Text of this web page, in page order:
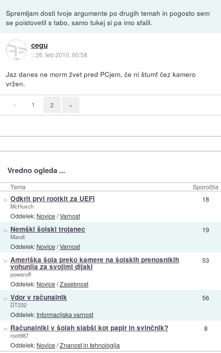
Spremljam dosti tvoje argumente po drugih temah in pogosto sem
se poistovetil s tabo, samo tukej si pa imo sfalil.
cegu
::26. feb 2010, 00:58
Jaz danes ne morm žvet pred PCjem, če ni štumf čez kamero
vržen.
« 1 2 »
Vredno ogleda ...
Tema Sporočila
» Odkrit prvi rootkit za UEFI
McHusch
Oddelek: Novice/Varnost
18
» Nemški šolski trojanec
Mandi
Oddelek: Novice/Varnost
19
» Ameriška šola preko kamere na šolskih prenosnikih
vohunila za svojimi dijaki
poweroff
Oddelek: Novice/Zasebnost
53
» Vdor v računalnik
DT232
Oddelek: Informacijska varnost
56
» Računalniki v šolah slabši kot papir in svinčnik?
root987
Oddelek: Novice/Znanost in tehnologija
8